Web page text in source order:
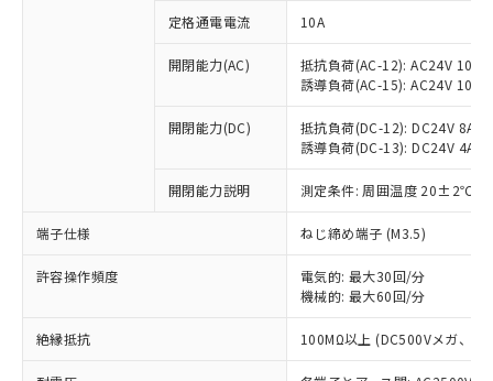
定格通電電流 10A
開閉能力(AC)
抵抗負荷(AC-12): AC24V 10A/
誘導負荷(AC-15): AC24V
開閉能力(DC)
抵抗負荷(DC-12): DC24V 8A/
誘導負荷(DC-13): DC24V 4A/
開閉能力説明 測定条件: 周囲温度 20±2℃、
端子仕様 ねじ締め端子 (M3.5)
許容操作頻度
電気的: 最大30回/分
機械的: 最大60回/分
絶縁抵抗 100MΩ以上 (DC500Vメガ、点
ご利用条件
以下の条件をお読みいただき、同意のうえ
ご利用ください。
本サービスは、当社制御機器事業取扱
商品の当社在庫状況および標準価格
(税抜)を提供させていただくもので
当社制御機器事業取扱商品の中には、
本サービスの対象外となる商品もある
対応済み：EU RoHS指令（10物質）の
非含有に対応した製品が提供可能な商品で
対応予定：EU RoHS指令（10物質）の非含
有に対応した製品に切り替える予定のある
対応予定なし：EU RoHS指令（10物質）の
非含有に非対応の商品で、対応品を出す予
調査・確認中：EU RoHS指令（10物質）の
非含有の対応状況を調査中または確認中の
商品です。
非該当品：ライセンス料など無形物で、有
害物質有無と関係のない商品です。
仕入先様の事情により、非含有部品として
いたものが、含有品と判明した場合などや
「○」：最大均質材料含有率が中国RoHSの
基準値以下であることを示します。
「×」：最大均質材料含有率が中国RoHSの
基準値を超えていることを示します。
当社は、これら貴社製品のうち、外国